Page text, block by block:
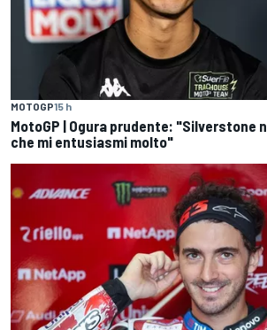
MOTOGP15 h
MotoGP | Ogura prudente: "Silverstone
che mi entusiasmi molto"